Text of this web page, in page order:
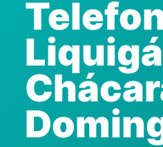
Revendedor
Notícias
Cadastre-se
Gás